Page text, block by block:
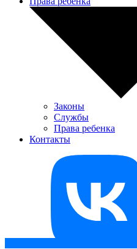
Законы
Службы
Права ребенка
Контакты